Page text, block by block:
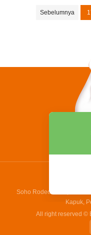
Sebelumnya
PT
Soho Rodeo Drive, No. 5 -
Kapuk,
All right reserved ©